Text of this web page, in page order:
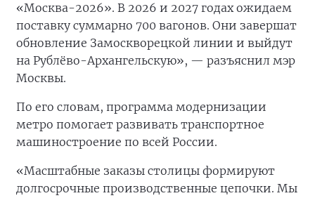
«Москва-2026». В 2026 и 2027 годах ожидаем
поставку суммарно 700 вагонов. Они завершат
обновление Замоскворецкой линии и выйдут
на Рублёво-Архангельскую», — разъяснил мэр
Москвы.
По его словам, программа модернизации
метро помогает развивать транспортное
машиностроение по всей России.
«Масштабные заказы столицы формируют
долгосрочные производственные цепочки. Мы